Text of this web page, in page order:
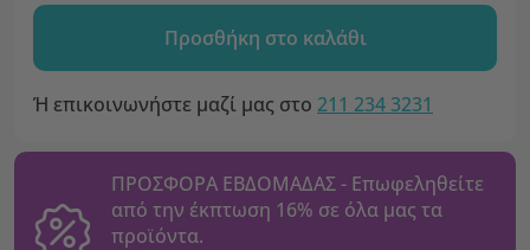
Προσθήκη στο καλάθι
Ή επικοινωνήστε μαζί μας στο 211 234 3231
ΠΡΟΣΦΟΡΑ ΕΒΔΟΜΑΔΑΣ - Επωφεληθείτε
από την έκπτωση 16% σε όλα μας τα
προϊόντα.